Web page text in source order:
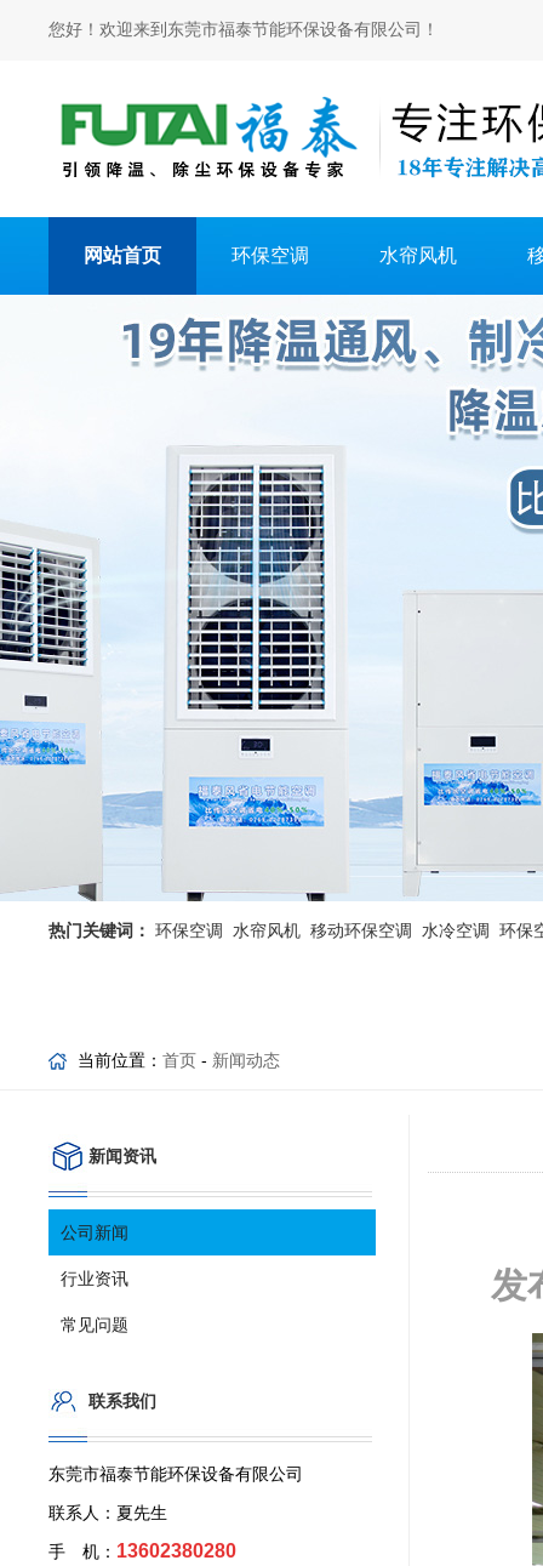
您好！欢迎来到东莞市福泰节能环保设备有限公司！
网站首页 环保空调 水帘风机
热门关键词： 环保空调 水帘风机 移动环保空调 水冷空调 环保
当前位置： 首页 - 新闻动态
发
新闻资讯
公司新闻
行业资讯
常见问题
联系我们
东莞市福泰节能环保设备有限公司
联系人：夏先生
手 机： 13602380280